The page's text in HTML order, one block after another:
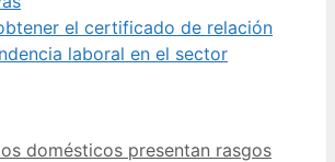
el certificado de relación
laboral en el sector
domésticos presentan rasgos